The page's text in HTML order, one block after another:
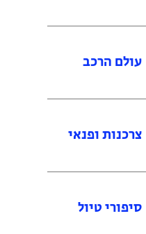
עולם הרכב
צרכנות ופנאי
סיפורי טיול